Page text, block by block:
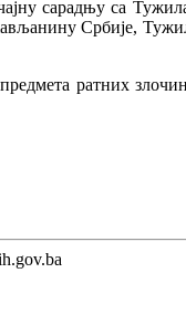
сарадњу са
Србије,
ратних